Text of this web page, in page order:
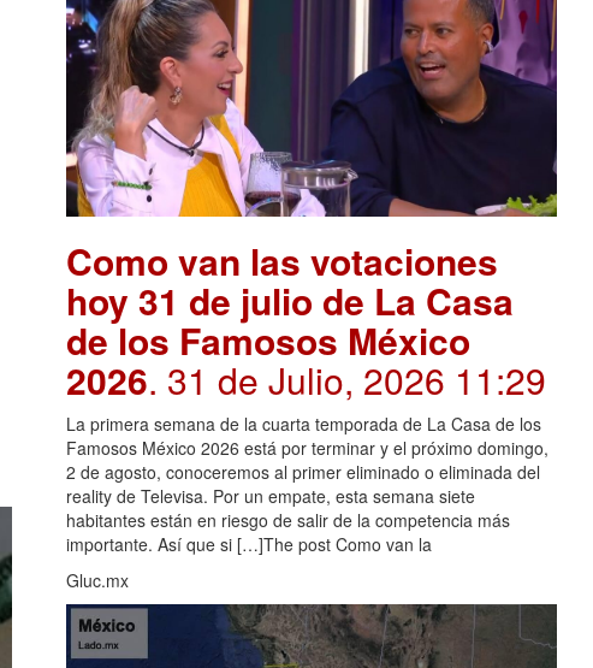
Como van las votaciones
hoy 31 de julio de La Casa
de los Famosos México
2026. 31 de Julio, 2026 11:29
La primera semana de la cuarta temporada de La Casa de los
Famosos México 2026 está por terminar y el próximo domingo,
2 de agosto, conoceremos al primer eliminado o eliminada del
reality de Televisa. Por un empate, esta semana siete
habitantes están en riesgo de salir de la competencia más
importante. Así que si […]The post Como van la
Gluc.mx